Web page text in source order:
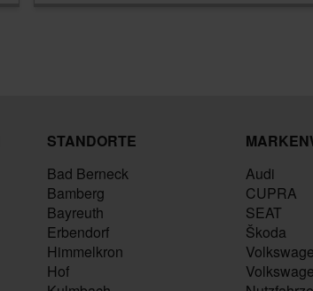
STANDORTE
Bad Berneck
Bamberg
Bayreuth
Erbendorf
Himmelkron
Hof
Audi
CUPRA
SEAT
Škoda